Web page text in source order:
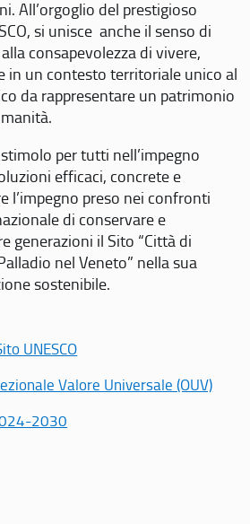
All’orgoglio del prestigioso
si unisce anche il senso di
consapevolezza di vivere,
in un contesto territoriale unico al
da rappresentare un patrimonio
per tutti nell’impegno
efficaci, concrete e
l’impegno preso nei confronti
di conservare e
generazioni il Sito “Città di
nel Veneto” nella sua
sostenibile.
UNESCO
Valore Universale (OUV)
2030